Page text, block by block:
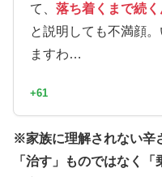
て、 落ち着くまで続
と説明しても不満顔
ますわ…
+61
※家族に理解されない辛
「治す」ものではなく